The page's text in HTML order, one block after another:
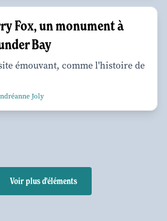
Fox, un monument à
Bay
émouvant, comme l'histoire de
Joly
Voir plus d'éléments